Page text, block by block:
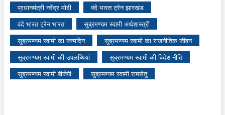
प्रधानमंत्री नरेंद्र मोदी
वंदे भारत ट्रेन झारखंड
वंदे भारत ट्रेन भारत
सुब्रमण्यम स्वामी अर्थशास्त्री
सुब्रमण्यम स्वामी का जन्मदिन
सुब्रमण्यम स्वामी का राजनीतिक जीवन
सुब्रमण्यम स्वामी की उपलब्धियां
सुब्रमण्यम स्वामी की विदेश नीति
सुब्रमण्यम स्वामी बीजेपी
सुब्रमण्यम स्वामी रामसेतु